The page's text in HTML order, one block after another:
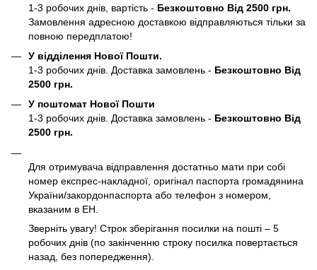
1-3 робочих днів, вартість - Безкоштовно Від 2500 грн.
Замовлення адресною доставкою відправляються тільки за
повною передплатою!
У відділення Нової Пошти.
1-3 робочих днів. Доставка замовлень - Безкоштовно Від
2500 грн.
У поштомат Нової Пошти
1-3 робочих днів. Доставка замовлень - Безкоштовно Від
2500 грн.
Для отримувача відправлення достатньо мати при собі
номер експрес-накладної, оригінал паспорта громадянина
України/закордонпаспорта або телефон з номером,
вказаним в ЕН.
Зверніть увагу! Строк зберігання посилки на пошті – 5
робочих днів (по закінченню строку посилка повертається
назад, без попередження).